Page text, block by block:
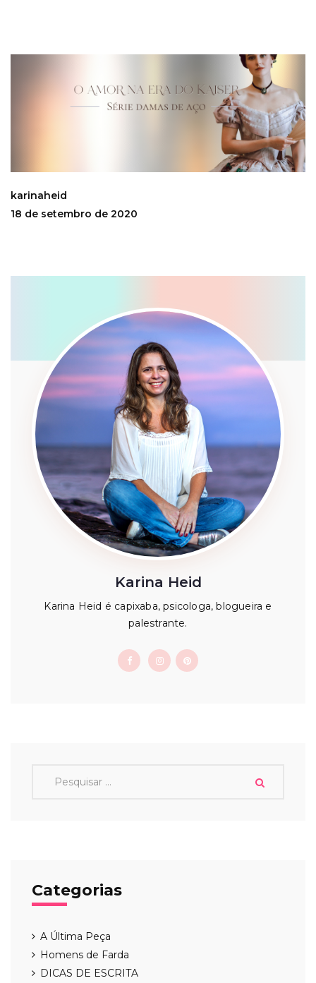
karinaheid
18 de setembro de 2020
Karina Heid
Karina Heid é capixaba, psicologa, blogueira e
palestrante.
Categorias
A Última Peça
Homens de Farda
DICAS DE ESCRITA